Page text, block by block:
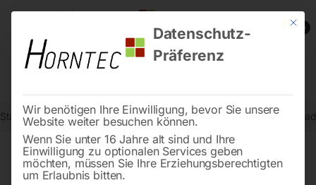
0
Start Steintrenntechnik Ziegel-Schneidemaschinen PVC-
Mit
Datenschutz-
Präferenz
Wir benötigen Ihre Einwilligung, bevor Sie unsere
Website weiter besuchen können.
Wenn Sie unter 16 Jahre alt sind und Ihre
Einwilligung zu optionalen Services geben
möchten, müssen Sie Ihre Erziehungsberechtigten
um Erlaubnis bitten.